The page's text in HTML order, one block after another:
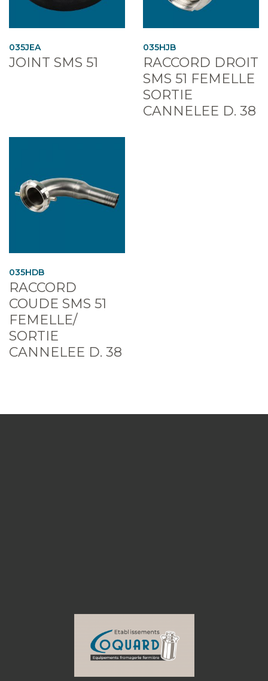
035JEA
JOINT SMS 51
035HJB
RACCORD DROIT
SMS 51 FEMELLE
SORTIE
CANNELEE D. 38
035HDB
RACCORD
COUDE SMS 51
FEMELLE/
SORTIE
CANNELEE D. 38